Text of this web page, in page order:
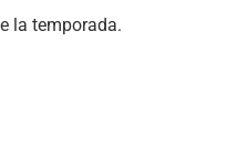
la temporada.